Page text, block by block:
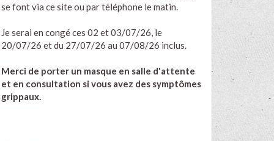
se font via ce site ou par téléphone le matin.
Je serai en congé ces 02 et 03/07/26, le
20/07/26 et du 27/07/26 au 07/08/26 inclus.
Merci de porter un masque en salle d'attente
et en consultation si vous avez des symptômes
grippaux.